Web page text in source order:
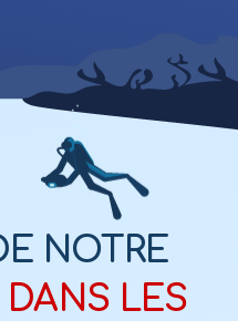
NOTRE
DANS LES